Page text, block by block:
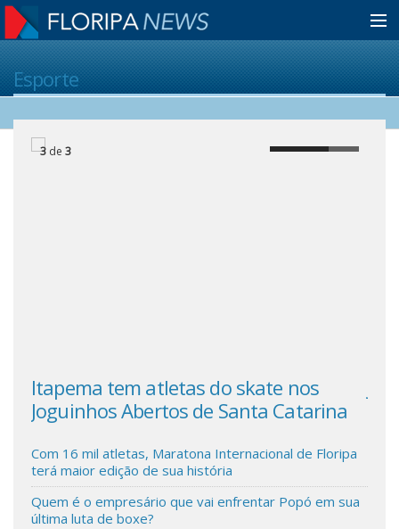
Home
Agenda Cultural
Esporte
Itapema tem atletas do skate nos
Joguinhos Abertos de Santa Catarina
3 de3
Com 16 mil atletas, Maratona Internacional de Floripa
terá maior edição de sua história
Quem é o empresário que vai enfrentar Popó em sua
última luta de boxe?